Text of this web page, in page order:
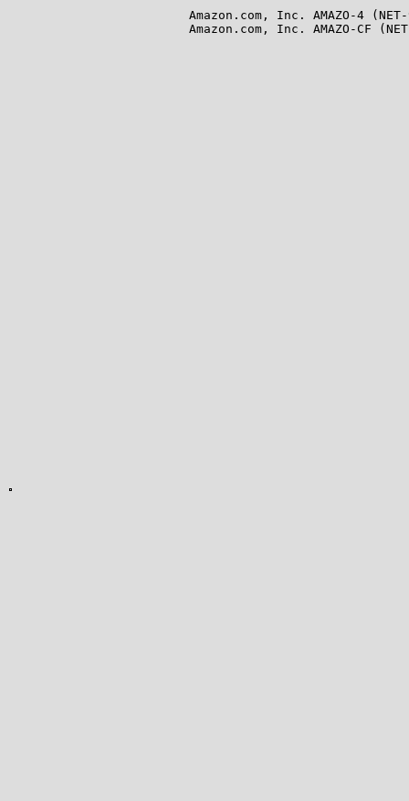
Amazon.com, Inc. AMAZO-4
Amazon.com, Inc. AMAZO-CF